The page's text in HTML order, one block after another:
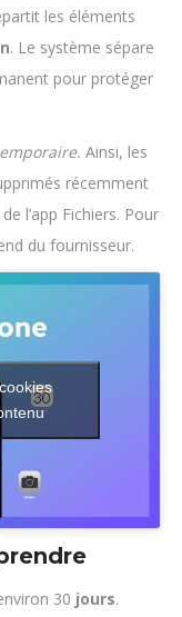
les éléments
. Le système sépare
pour protéger
Ainsi, les
récemment
l’app Fichiers. Pour
du fournisseur.
30 jours.